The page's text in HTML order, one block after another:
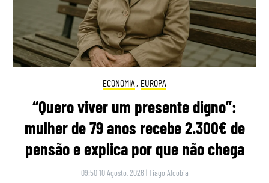
ECONOMIA , EUROPA
“Quero viver um presente digno”:
mulher de 79 anos recebe 2.300€ de
pensão e explica por que não chega
09:50 10 Agosto, 2026 |Tiago Alcobia